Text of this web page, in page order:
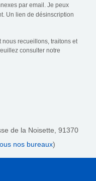
par email. Je peux
Un lien de désinscription
nous recueillons, traitons et
consulter notre
de la Noisette, 91370
nos bureaux)